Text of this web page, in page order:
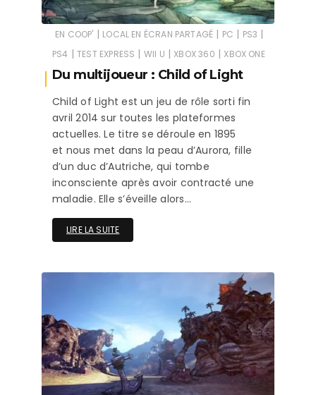
EN COOP' | LOCAL EN ÉCRAN PARTAGÉ | PC | PS3 |
PS4 | TEST EXPRESS | WII U | XBOX 360 | XBOX ONE
Du multijoueur : Child of Light
Child of Light est un jeu de rôle sorti fin
avril 2014 sur toutes les plateformes
actuelles. Le titre se déroule en 1895
et nous met dans la peau d’Aurora, fille
d’un duc d’Autriche, qui tombe
inconsciente après avoir contracté une
maladie. Elle s’éveille alors…
LIRE LA SUITE